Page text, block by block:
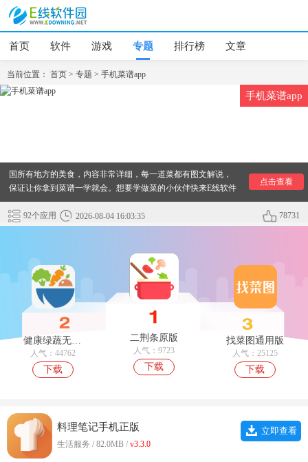
首页 软件 游戏 专题 排行榜 文章
当前位置： 首页 > 专题 > 手机菜谱app
手机菜谱app
国所有地方的美食，内容非常详细，每一道菜都有图文解说，
保证让你拿到菜谱一学就会。想要学做菜的小伙伴快来E线软件
园下载吧！
点击查看
92个应用 2026-08-04 16:03:35 78731
健康绿蔬无广告版
人气：44762
下载
二荆条原版
人气：9723
下载
找菜图通用版
人气：25125
下载
料理笔记手机正版
生活服务 / 82.0MB / v3.3.0
立即查看